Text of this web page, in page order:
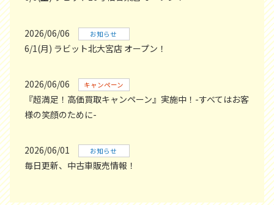
2026/06/06 お知らせ
6/1(月) ラビット北大宮店 オープン！
2026/06/06 キャンペーン
『超満足！高価買取キャンペーン』実施中！-すべてはお客
様の笑顔のために-
2026/06/01 お知らせ
毎日更新、中古車販売情報！